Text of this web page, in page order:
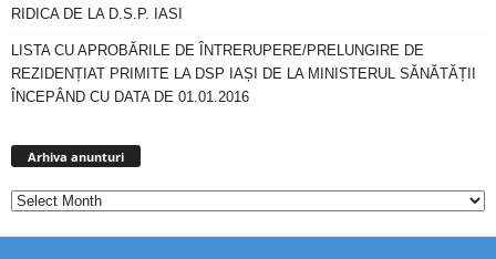
RIDICA DE LA D.S.P. IASI
LISTA CU APROBĂRILE DE ÎNTRERUPERE/PRELUNGIRE DE
REZIDENȚIAT PRIMITE LA DSP IAȘI DE LA MINISTERUL SĂNĂTĂȚII
ÎNCEPÂND CU DATA DE 01.01.2016
Arhiva anunturi